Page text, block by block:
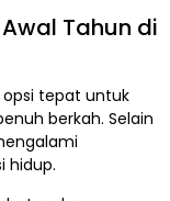
Tahun di
opsi tepat untuk
berkah. Selain
hidup.